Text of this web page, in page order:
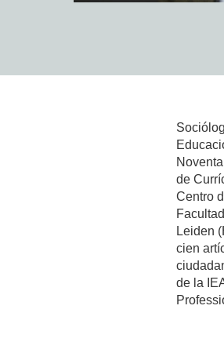
de
Centro
Leiden
cien
de la